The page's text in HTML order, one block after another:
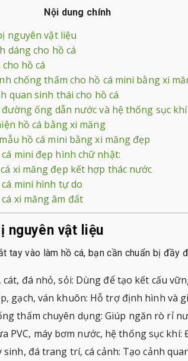
Nội dung chính
nguyên vật liệu
dáng cho hồ cá
hồ cá
chống thấm cho hồ cá mini bằng xi
quan sinh thái cho hồ cá
ống dẫn nước và hệ thống sục khí
hồ cá bằng xi măng
hồ cá mini bằng xi măng đẹp
cá mini đẹp hình chữ nhật:
xi măng đẹp kết hợp thác nước
cá mini hình tự do
xi măng âm đất
nguyên vật liệu
tay vào làm hồ cá, bạn cần chuẩn bị đầy
cát, đá nhỏ, sỏi: Dùng để tạo kết cấu
gạch, ván khuôn: Hỗ trợ định hình và
thấm chuyên dụng: Giúp ngăn rò rỉ
PVC, máy bơm nước, hệ thống sục
sinh, đá trang trí, cá cảnh: Tạo cảnh